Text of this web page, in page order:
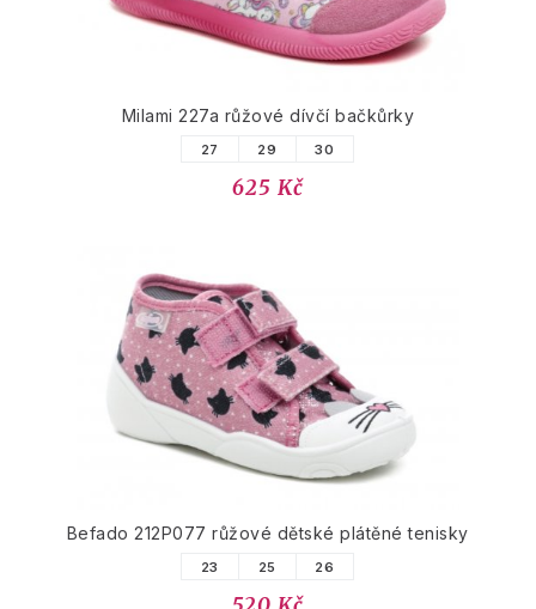
Milami 227a růžové dívčí bačkůrky
27 29 30
625 Kč
Befado 212P077 růžové dětské plátěné tenisky
23 25 26